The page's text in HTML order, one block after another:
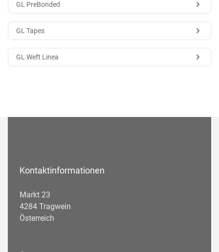
GL PreBonded
GL Tapes
GL Weft Linea
Kontaktinformationen
Markt 23
4284 Tragwein
Österreich